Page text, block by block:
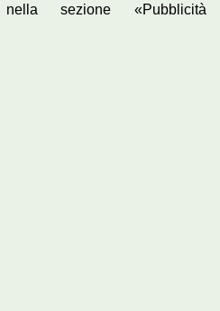
, nella sezione «Pubblicità